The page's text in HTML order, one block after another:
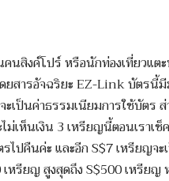
นสิงค์โปร์ หรือนักท่องเที่ยวแต
ยสารอัจฉริยะ EZ-Link บัตรนี้
เป็นค่าธรรมเนียมการใช้บัตร
เห็นเงิน 3 เหรียญนี้ตอนเราเ
ไปคืนค่ะ และอีก S$7 เหรียญจะ
เหรียญ สูงสุดถึง S$500 เหรียญ